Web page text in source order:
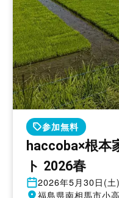
参加無料
haccoba×根本
ト 2026春
開
催
2026年5月30日(土)
開 福島県南相馬市小